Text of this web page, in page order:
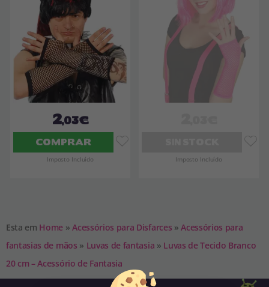
2,03€
COMPRAR
Imposto Incluído Imposto Incluído
Esta em Home » Acessórios para Disfarces » Acessórios para
fantasias de mãos » Luvas de fantasia » Luvas de Tecido Branco
20 cm – Acessório de Fantasia